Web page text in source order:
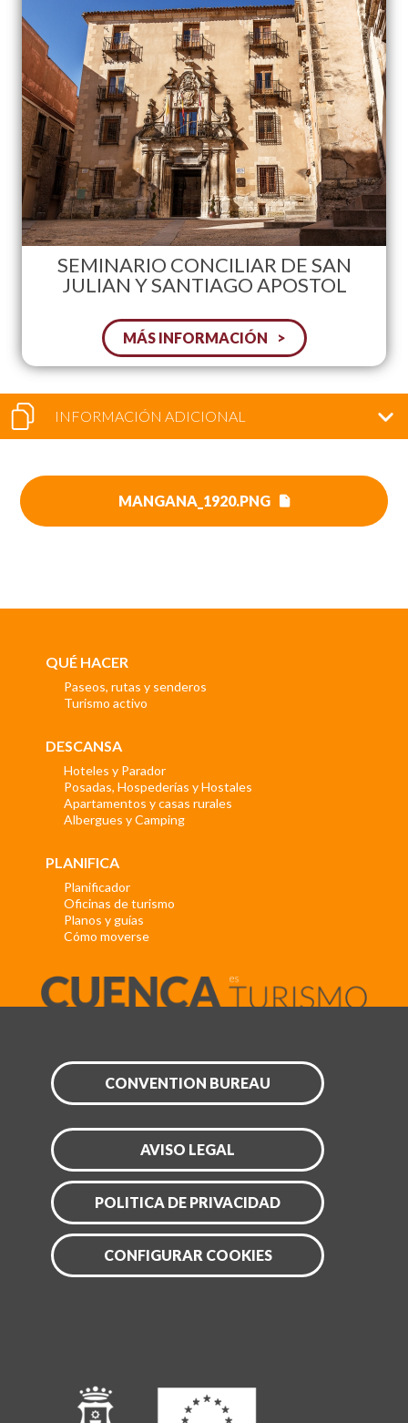
SEMINARIO CONCILIAR DE SAN
JULIAN Y SANTIAGO APOSTOL
MÁS INFORMACIÓN
INFORMACIÓN ADICIONAL
MANGANA_1920.PNG
QUÉ HACER
Paseos, rutas y senderos
Turismo activo
DESCANSA
Hoteles y Parador
Posadas, Hospederías y Hostales
Apartamentos y casas rurales
Albergues y Camping
PLANIFICA
Planificador
Oficinas de turismo
Planos y guías
Cómo moverse
CONVENTION BUREAU
AVISO LEGAL
POLITICA DE PRIVACIDAD
CONFIGURAR COOKIES